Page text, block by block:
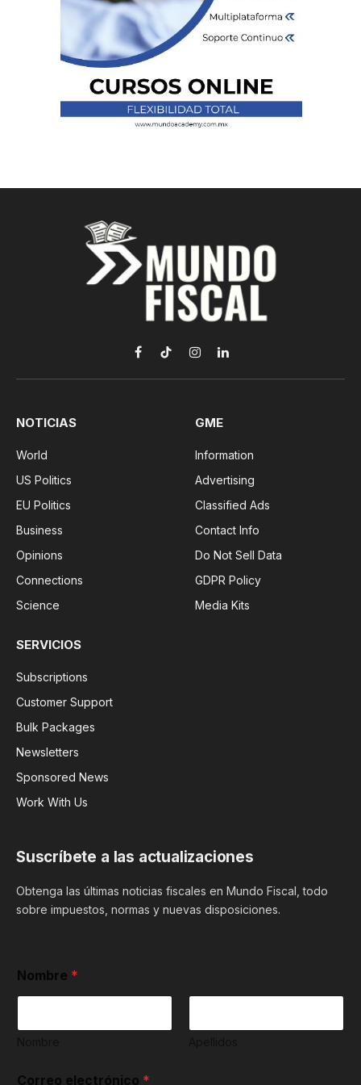
Facebook
TikTokInstagramLinkedIn
NOTICIAS
World
US Politics
EU Politics
Business
Opinions
Connections
Science
GME
Information
Advertising
Classified Ads
Contact Info
Do Not Sell Data
GDPR Policy
Media Kits
SERVICIOS
Subscriptions
Customer Support
Bulk Packages
Newsletters
Sponsored News
Work With Us
Suscríbete a las actualizaciones
Obtenga las últimas noticias fiscales en Mundo Fiscal, todo
sobre impuestos, normas y nuevas disposiciones.
Nombre *
Correo electrónico *